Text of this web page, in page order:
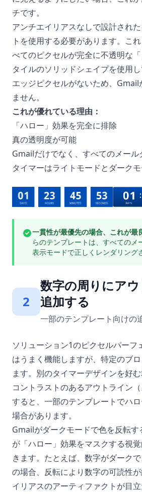
チです。
アンチエイリアスなしで設計され
トを使用する必要があります。こ
べてのピクセルが完全に不透明な
タイルのソリッドシェイプを使用
エッジピクセルがないため、Gmail
ません。
これが優れている理由：
「ハロー」効果を完全に排除
真の透明度が可能
Gmailだけでなく、すべてのメー
タイマーはライトモードとダーク
一貫性が最優先の場合、これが最
らのテンプレートは、すべてのメ
表示モードで正しくレンダリング
2
数字の周りにア
追加する
一部のテンプレート向けの
ソリューション1のピクセルパーフ
はうまく機能しますが、特定のブ
ます。別のタイマーデザインを好
コントラストのあるアウトライン
すると、一部のテンプレートでハ
場合があります。
Gmailがダークモードで色を反転す
が「ハロー」効果をマスクする視
きます。たとえば、数字がダーク
の場合、反転により数字の可読性
イリアスのアーティファクトが目